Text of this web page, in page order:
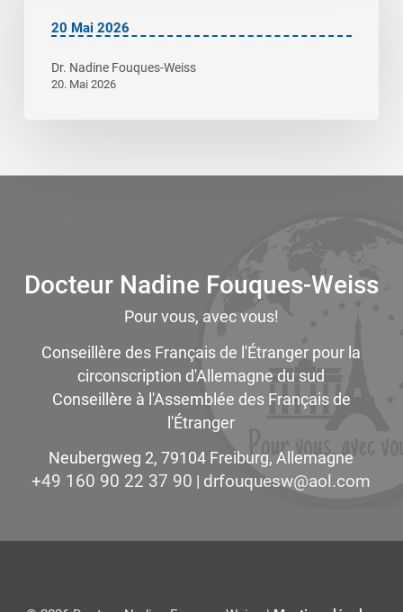
20 Mai 2026
Dr. Nadine Fouques-Weiss
20. Mai 2026
Docteur Nadine Fouques-Weiss
Pour vous, avec vous!
Conseillère des Français de l'Étranger pour la
circonscription d'Allemagne du sud
Conseillère à l'Assemblée des Français de
l'Étranger
Neubergweg 2, 79104 Freiburg, Allemagne
+49 160 90 22 37 90 | moc.loa@wseuquofrd